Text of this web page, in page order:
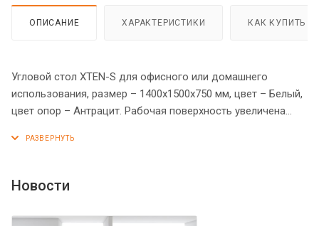
ОПИСАНИЕ ХАРАКТЕРИСТИКИ КАК КУПИТЬ
Угловой стол XTEN-S для офисного или домашнего
использования, размер – 1400х1500х750 мм, цвет – Белый,
цвет опор – Антрацит. Рабочая поверхность увеличена
столу металлической траверсой, что придает композиции
долговечным металлокаркасом типа BENCH из двух П-
Новости